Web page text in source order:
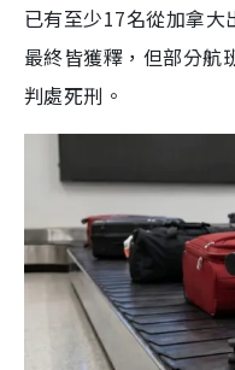
已有至少17名從加拿
最終皆獲釋，但部分航
判處死刑。